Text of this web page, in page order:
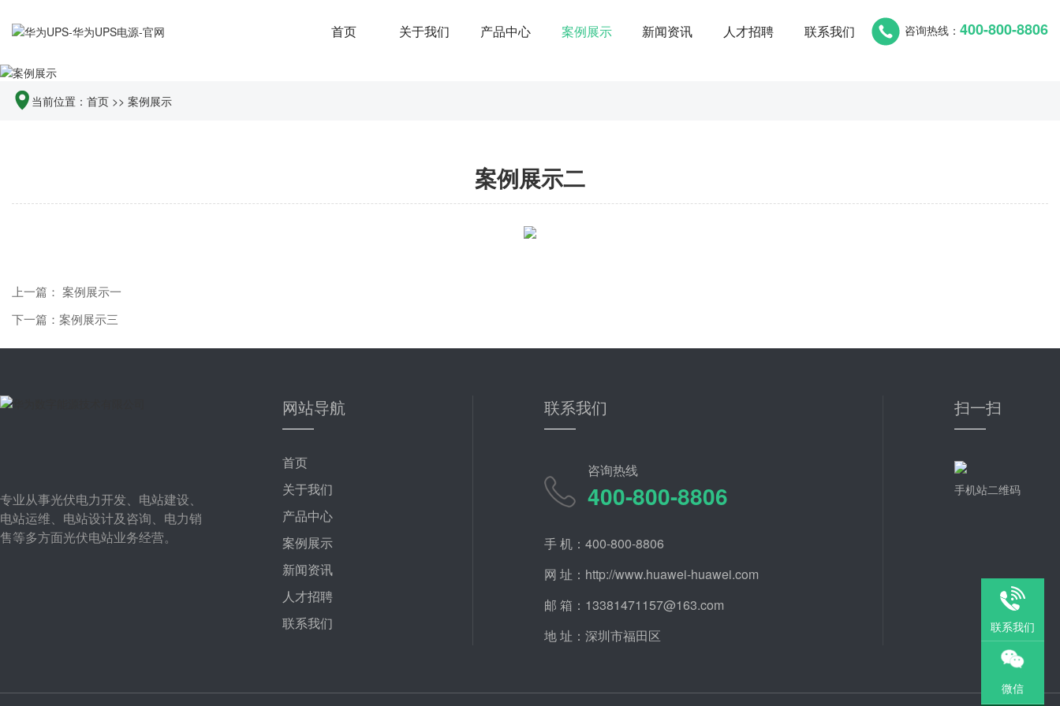
首页 关于我们 产品中心 案例展示 新闻资讯 人才招聘 联系我们 咨询热线： 400-800-8806
当前位置： 首页 >> 案例展示
案例展示二
上一篇： 案例展示一
下一篇：案例展示三
专业从事光伏电力开发、电站建设、
电站运维、电站设计及咨询、电力销
售等多方面光伏电站业务经营。
网站导航
首页
关于我们
产品中心
案例展示
新闻资讯
人才招聘
联系我们
联系我们
咨询热线
400-800-8806
手 机：400-800-8806
网 址：http://www.huawei-huawei.com
邮 箱：13381471157@163.com
地 址：深圳市福田区
扫一扫
手机站二维码
联系我们
微信